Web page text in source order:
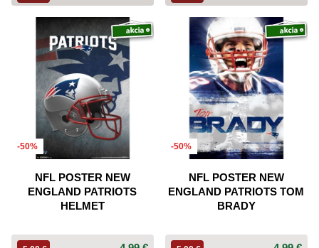
-50%
NFL POSTER NEW
ENGLAND PATRIOTS
HELMET
-50%
NFL POSTER NEW
ENGLAND PATRIOTS TOM
BRADY